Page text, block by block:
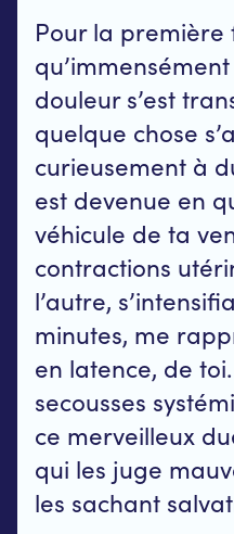
Pour la première
douleur s’est
quelque chose
curieusement à
est devenue en
véhicule de ta
contractions
l’autre,
minutes, me
en latence, de
secousses
ce merveilleux
qui les juge
les sachant